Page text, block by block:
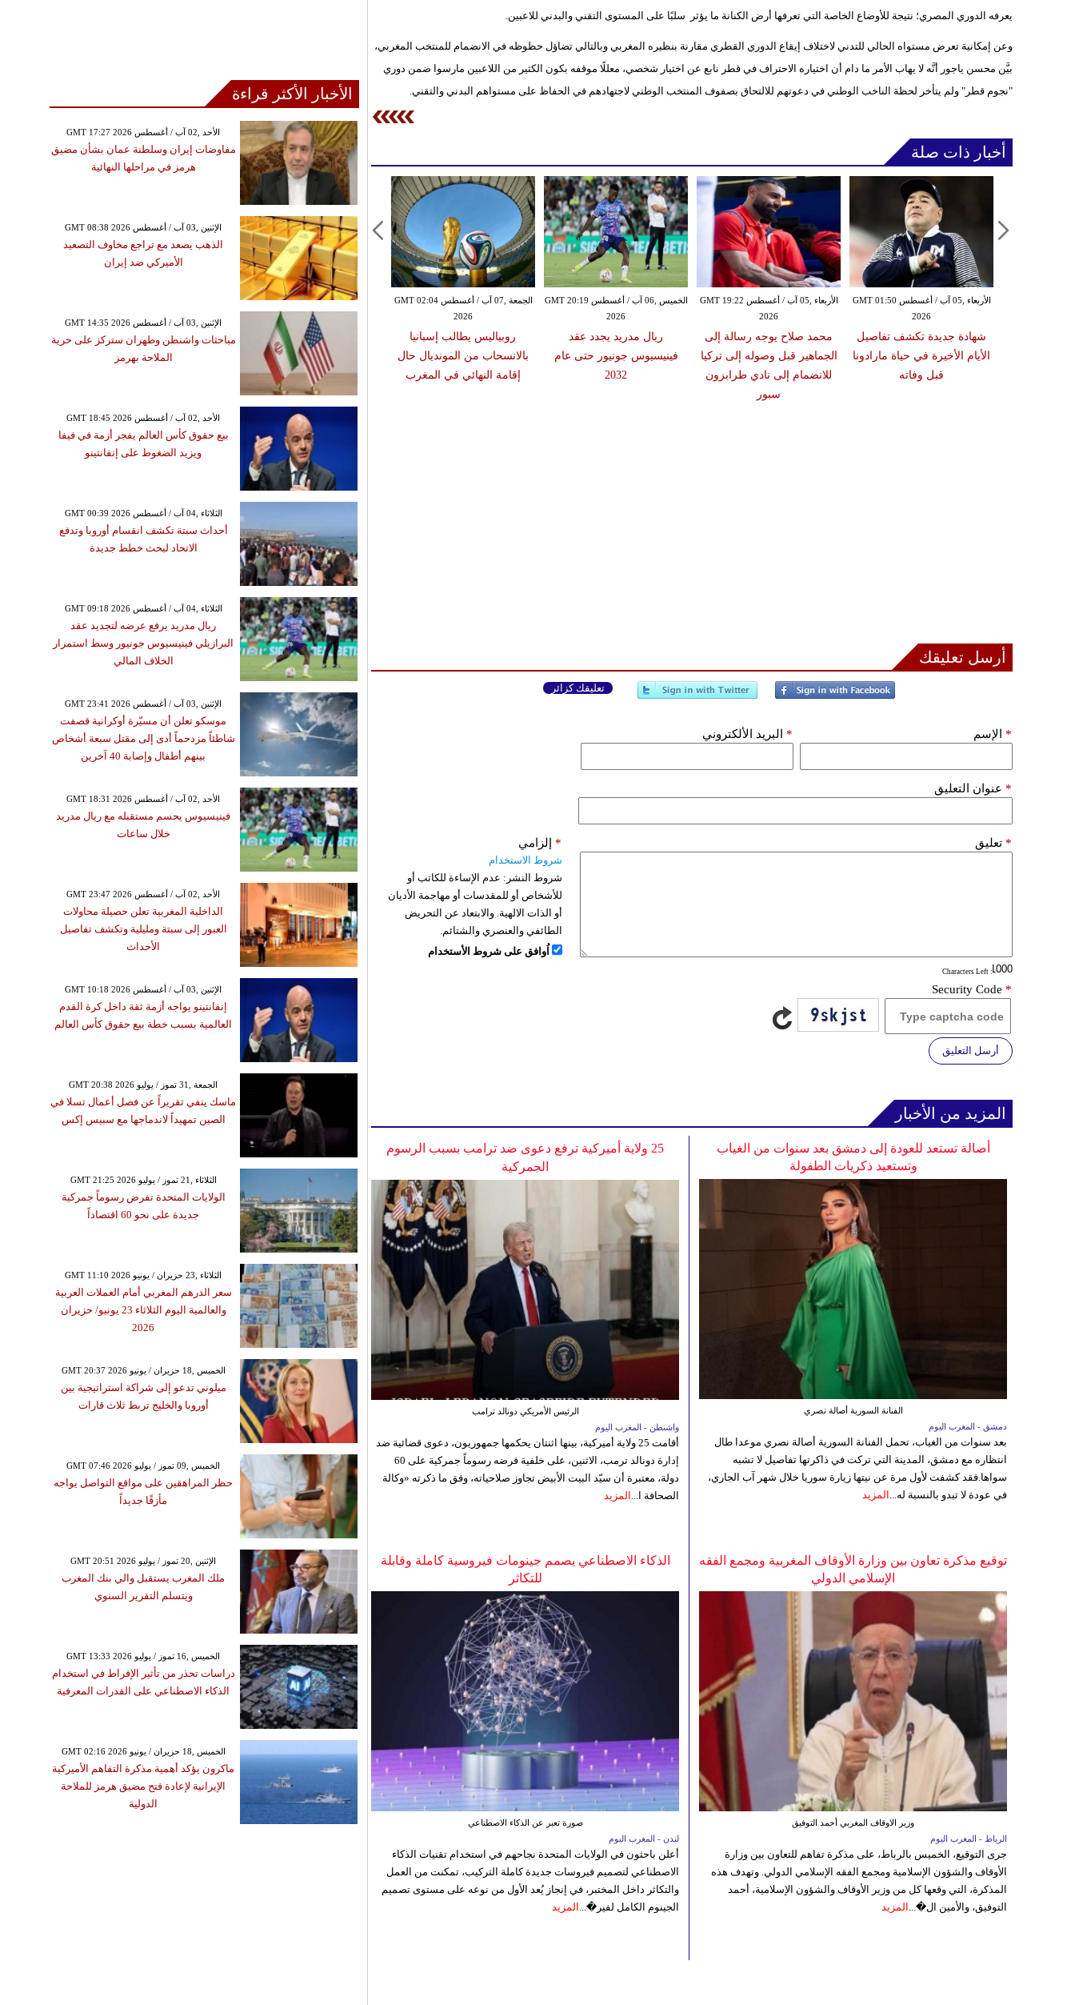
يعرفه الدوري المصري؛ نتيجة للأوضاع الخاصة التي تعرفها أرض الكنانة ما يؤثر سلبًا على المستوى التقني والبدني للاعبين.
وعن إمكانية تعرض مستواه الحالي للتدني لاختلاف إيقاع الدوري القطري مقارنة بنظيره المغربي وبالتالي تضاؤل حظوظه في الانضمام للمنتخب المغربي،
بيَّن محسن ياجور أنَّه لا يهاب الأمر ما دام أن اختياره الاحتراف في قطر نابع عن اختيار شخصي، معللًا موقفه بكون الكثير من اللاعبين مارسوا ضمن دوري
"نجوم قطر" ولم يتأخر لحظة الناخب الوطني في دعوتهم للالتحاق بصفوف المنتخب الوطني لاجتهادهم في الحفاظ على مستواهم البدني والتقني.
أخبار ذات صلة
السبت ,08 آب / أغسطس GMT 10:57
2026
انتقال محمد صلاح إلى
طرابزون سبور يغير نظرة
العالم للدوري التركي
الجمعة ,07 آب / أغسطس GMT 02:04
2026
روبياليس يطالب إسبانيا
بالانسحاب من المونديال حال
إقامة النهائي في المغرب
الخميس ,06 آب / أغسطس GMT 20:19
2026
ريال مدريد يجدد عقد
فينيسيوس جونيور حتى عام
2032
الأربعاء ,05 آب / أغسطس GMT 19:22
2026
محمد صلاح يوجه رسالة إلى
الجماهير قبل وصوله إلى تركيا
للانضمام إلى نادي طرابزون
سبور
الأربعاء ,05 آب / أغسطس GMT 01:50
2026
شهادة جديدة تكشف تفاصيل
الأيام الأخيرة في حياة مارادونا
قبل وفاته
أرسل تعليقك
تعليقك كزائر
الإسم * البريد الألكتروني *
عنوان التعليق *
تعليق *
: Characters Left
إلزامي *
شروط الاستخدام
شروط النشر: عدم الإساءة للكاتب أو
للأشخاص أو للمقدسات أو مهاجمة الأديان
أو الذات الالهية. والابتعاد عن التحريض
الطائفي والعنصري والشتائم.
اُوافق على شروط الأستخدام
Security Code *
أرسل التعليق
المزيد من الأخبار
25 ولاية أميركية ترفع دعوى ضد ترامب بسبب الرسوم
الجمركية
الرئيس الأمريكي دونالد ترامب
واشنطن - المغرب اليوم
أقامت 25 ولاية أميركية، بينها اثنتان يحكمها جمهوريون، دعوى قضائية ضد
إدارة دونالد ترمب، الاثنين، على خلفية فرضه رسوماً جمركية على 60
دولة، معتبرة أن سيّد البيت الأبيض تجاوز صلاحياته، وفق ما ذكرته «وكالة
الصحافة ا... المزيد
أصالة تستعد للعودة إلى دمشق بعد سنوات من الغياب
وتستعيد ذكريات الطفولة
الفنانة السورية أصالة نصري
دمشق - المغرب اليوم
بعد سنوات من الغياب، تحمل الفنانة السورية أصالة نصري موعدا طال
انتظاره مع دمشق، المدينة التي تركت في ذاكرتها تفاصيل لا تشبه
سواها.فقد كشفت لأول مرة عن نيتها زيارة سوريا خلال شهر آب الجاري،
في عودة لا تبدو بالنسبة له... المزيد
الذكاء الاصطناعي يصمم جينومات فيروسية كاملة وقابلة
للتكاثر
صورة تعبر عن الذكاء الاصطناعي
لندن - المغرب اليوم
أعلن باحثون في الولايات المتحدة نجاحهم في استخدام تقنيات الذكاء
الاصطناعي لتصميم فيروسات جديدة كاملة التركيب، تمكنت من العمل
والتكاثر داخل المختبر، في إنجاز يُعد الأول من نوعه على مستوى تصميم
الجينوم الكامل لفير�... المزيد
توقيع مذكرة تعاون بين وزارة الأوقاف المغربية ومجمع الفقه
الإسلامي الدولي
وزير الاوقاف المغربي أحمد التوفيق
الرباط - المغرب اليوم
جرى التوقيع، الخميس بالرباط، على مذكرة تفاهم للتعاون بين وزارة
الأوقاف والشؤون الإسلامية ومجمع الفقه الإسلامي الدولي. وتهدف هذه
المذكرة، التي وقعها كل من وزير الأوقاف والشؤون الإسلامية، أحمد
التوفيق، والأمين ال�... المزيد
الأخبار الأكثر قراءة
GMT 17:27 2026 الأحد ,02 آب / أغسطس
مفاوضات إيران وسلطنة عمان بشأن مضيق
هرمز في مراحلها النهائية
GMT 08:38 2026 الإثنين ,03 آب / أغسطس
الذهب يصعد مع تراجع مخاوف التصعيد
الأميركي ضد إيران
GMT 14:35 2026 الإثنين ,03 آب / أغسطس
مباحثات واشنطن وطهران ستركز على حرية
الملاحة بهرمز
GMT 18:45 2026 الأحد ,02 آب / أغسطس
بيع حقوق كأس العالم يفجر أزمة في فيفا
ويزيد الضغوط على إنفانتينو
GMT 00:39 2026 الثلاثاء ,04 آب / أغسطس
أحداث سبتة تكشف انقسام أوروبا وتدفع
الاتحاد لبحث خطط جديدة
GMT 09:18 2026 الثلاثاء ,04 آب / أغسطس
ريال مدريد يرفع عرضه لتجديد عقد
البرازيلي فينيسيوس جونيور وسط استمرار
الخلاف المالي
GMT 23:41 2026 الإثنين ,03 آب / أغسطس
موسكو تعلن أن مسيّرة أوكرانية قصفت
شاطئاً مزدحماً أدى إلى مقتل سبعة أشخاص
بينهم أطفال وإصابة 40 آخرين
GMT 18:31 2026 الأحد ,02 آب / أغسطس
فينيسيوس يحسم مستقبله مع ريال مدريد
خلال ساعات
GMT 23:47 2026 الأحد ,02 آب / أغسطس
الداخلية المغربية تعلن حصيلة محاولات
العبور إلى سبتة ومليلية وتكشف تفاصيل
الأحداث
GMT 10:18 2026 الإثنين ,03 آب / أغسطس
إنفانتينو يواجه أزمة ثقة داخل كرة القدم
العالمية بسبب خطة بيع حقوق كأس العالم
GMT 20:38 2026 الجمعة ,31 تموز / يوليو
ماسك ينفي تقريراً عن فصل أعمال تسلا في
الصين تمهيداً لاندماجها مع سبيس إكس
GMT 21:25 2026 الثلاثاء ,21 تموز / يوليو
الولايات المتحدة تفرض رسوماً جمركية
جديدة على نحو 60 اقتصاداً
GMT 11:10 2026 الثلاثاء ,23 حزيران / يونيو
سعر الدرهم المغربي أمام العملات العربية
والعالمية اليوم الثلاثاء 23 يونيو/ حزيران
2026
GMT 20:37 2026 الخميس ,18 حزيران / يونيو
ميلوني تدعو إلى شراكة استراتيجية بين
أوروبا والخليج تربط ثلاث قارات
GMT 07:46 2026 الخميس ,09 تموز / يوليو
حظر المراهقين على مواقع التواصل يواجه
مأزقًا جديداً
GMT 20:51 2026 الإثنين ,20 تموز / يوليو
ملك المغرب يستقبل والي بنك المغرب
ويتسلم التقرير السنوي
GMT 13:33 2026 الخميس ,16 تموز / يوليو
دراسات تحذر من تأثير الإفراط في استخدام
الذكاء الاصطناعي على القدرات المعرفية
GMT 02:16 2026 الخميس ,18 حزيران / يونيو
ماكرون يؤكد أهمية مذكرة التفاهم الأميركية
الإيرانية لإعادة فتح مضيق هرمز للملاحة
الدولية